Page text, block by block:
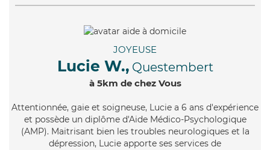
JOYEUSE
Lucie W., Questembert
à 5km de chez Vous
Attentionnée, gaie et soigneuse, Lucie a 6 ans d'expérience
et possède un diplôme d'Aide Médico-Psychologique
(AMP). Maitrisant bien les troubles neurologiques et la
dépression, Lucie apporte ses services de